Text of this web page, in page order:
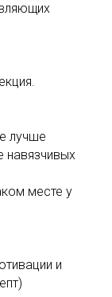
лучше
навязчивых
месте у
и